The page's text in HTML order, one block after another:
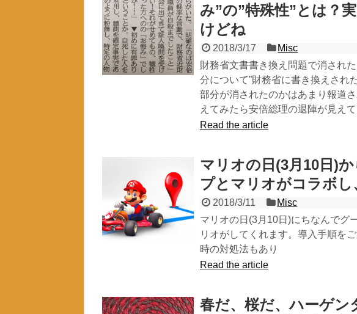
み”の”特殊性”とは？
けどね
2018/3/17
Misc
財務省文書書き換え問題で消され
分について”財務省に書き換えされ
部分が消されたのかはあまり報道
えてみたら安倍総理の退陣が見え
Read the article
マリオの日(3月10日)
プとマリオがコラボ
2018/3/11
Misc
マリオの日(3月10日)にちなんでグ
リオがしてくれます。導入手順を
時の対処法もあり
Read the article
春だ、桜だ、ハーゲン